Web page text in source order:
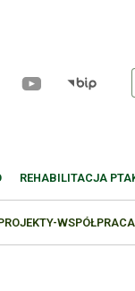
REHABILITACJA
WSPÓŁPRACA